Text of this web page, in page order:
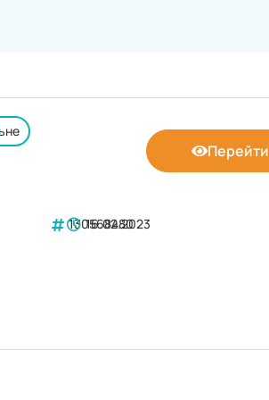
130568480
16.02.2023
Перейти